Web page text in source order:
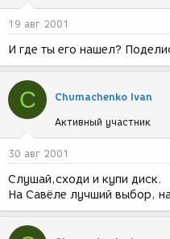
19 авг 2001
И где ты его нашел?
C Chumachenko Ivan
Активный участник
30 авг 2001
Слушай,сходи и купи диск.
На Савёле лучший выбор,